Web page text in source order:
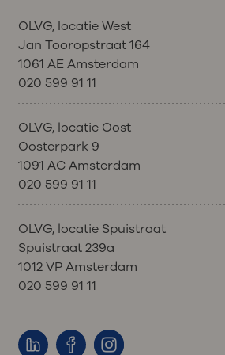
OLVG, locatie West
Jan Tooropstraat 164
1061 AE Amsterdam
020 599 91 11
OLVG, locatie Oost
Oosterpark 9
1091 AC Amsterdam
020 599 91 11
OLVG, locatie Spuistraat
Spuistraat 239a
1012 VP Amsterdam
020 599 91 11